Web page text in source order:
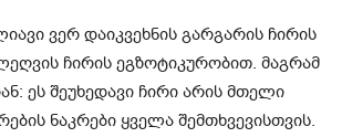
ვერ დაიკვეხნის გარგარის ჩირის
ჩირის ეგზოტიკურობით. მაგრამ
ეს შეუხედავი ჩირი არის მთელი
ნაკრები ყველა შემთხვევისთვის.